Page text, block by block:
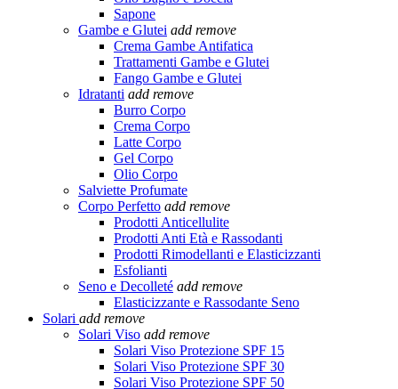
Sapone
Gambe e Glutei add remove
Crema Gambe Antifatica
Trattamenti Gambe e Glutei
Fango Gambe e Glutei
Idratanti add remove
Burro Corpo
Crema Corpo
Latte Corpo
Gel Corpo
Olio Corpo
Salviette Profumate
Corpo Perfetto add remove
Prodotti Anticellulite
Prodotti Anti Età e Rassodanti
Prodotti Rimodellanti e Elasticizzanti
Esfolianti
Seno e Decolleté add remove
Elasticizzante e Rassodante Seno
Solari add remove
Solari Viso add remove
Solari Viso Protezione SPF 15
Solari Viso Protezione SPF 30
Solari Viso Protezione SPF 50